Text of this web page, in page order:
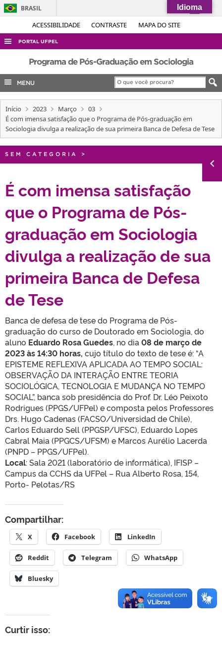
ACESSIBILIDADE CONTRASTE MAPA DO SITE
BRASIL
Simplifique!
Acesso à informação
Legislação
Canais
PORTAL UFPEL
ACESSO À INFORMAÇÃO
AUDITORIA
COBALTO
CONCURSOS
EDITAIS
TELEFONES
Programa de Pós-Graduação em Sociologia
MENU
Início 2023 Março
03
É com imensa satisfação que o Programa de Pós-graduação em
Sociologia divulga a realização de sua primeira Banca de Defesa de Tese
SEM CATEGORIA >
É com imensa satisfação
que o Programa de Pós-
graduação em Sociologia
divulga a realização de sua
primeira Banca de Defesa
de Tese
Banca de defesa de tese do Programa de Pós-
graduação do curso de Doutorado em Sociologia, do
aluno Eduardo Rosa Guedes, no dia 08 de março de
2023 às 14:30 horas, cujo título do texto de tese é: “A
EPISTEME REFLEXIVA APLICADA AO TEMPO SOCIAL:
OBSERVAÇÃO DA INTERAÇÃO ENTRE TEORIA
SOCIOLÓGICA, TECNOLOGIA E MUDANÇA NO TEMPO
SOCIAL”, banca sob presidência do Prof. Dr. Léo Peixoto
Rodrigues (PPGS/UFPel) e composta pelos Professores
Drs. Hugo Cadenas (FACSO/Universidad de Chile),
Carlos Eduardo Sell (PPGSP/UFSC), Eduardo Lopes
Cabral Maia (PPGCS/UFSM) e Marcos Aurélio Lacerda
(PNPD – PPGS/UFPel).
Local: Sala 2021 (laboratório de informática), IFISP –
Campus da CCHS da UFPel – Rua Alberto Rosa, 154,
Porto- Pelotas/RS
Compartilhar:
X Facebook LinkedIn
Reddit Telegram WhatsApp
Bluesky
Curtir isso:
Idioma